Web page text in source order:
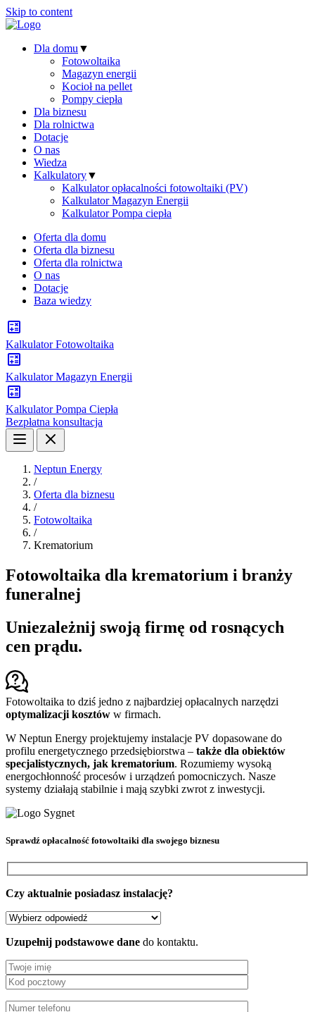
Skip to content
Dla domu ▼
Fotowoltaika
Magazyn energii
Kocioł na pellet
Pompy ciepła
Dla biznesu
Dla rolnictwa
Dotacje
O nas
Wiedza
Kalkulatory▼
Kalkulator opłacalności fotowoltaiki (PV)
Kalkulator Magazyn Energii
Kalkulator Pompa ciepła
Oferta dla domu
Oferta dla biznesu
Oferta dla rolnictwa
O nas
Dotacje
Baza wiedzy
Kalkulator Fotowoltaika
Kalkulator Magazyn Energii
Kalkulator Pompa Ciepła
Bezpłatna konsultacja
Neptun Energy
/
Oferta dla biznesu
/
Fotowoltaika
/
Krematorium
Fotowoltaika dla krematorium i branży
funeralnej
Uniezależnij swoją firmę od rosnących
cen prądu.
Fotowoltaika to dziś jedno z najbardziej opłacalnych narzędzi
optymalizacji kosztów w firmach.
W Neptun Energy projektujemy instalacje PV dopasowane do
profilu energetycznego przedsiębiorstwa – także dla obiektów
specjalistycznych, jak krematorium. Rozumiemy wysoką
energochłonność procesów i urządzeń pomocniczych. Nasze
systemy działają stabilnie i mają szybki zwrot z inwestycji.
Sprawdź opłacalność fotowoltaiki dla swojego biznesu
Czy aktualnie posiadasz instalację?
Uzupełnij podstawowe dane do kontaktu.